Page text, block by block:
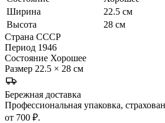
Ширина
22.5 см
Высота
28 см
Страна СССР
Период 1946
Состояние Хорошее
Размер 22.5 × 28 см
Бережная доставка
Профессиональная упаковка,
от 700 ₽.